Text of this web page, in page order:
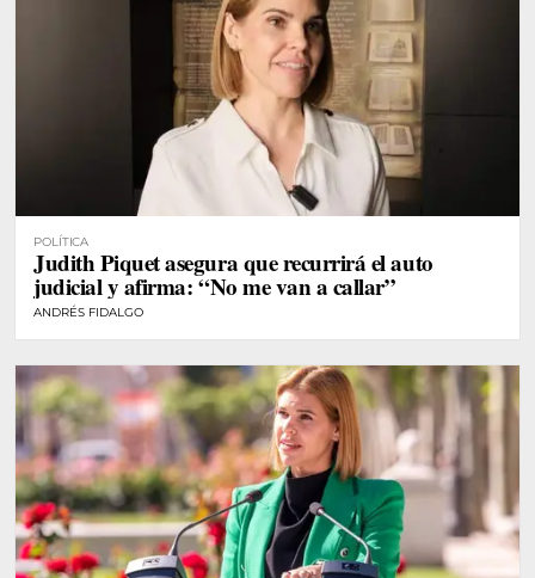
POLÍTICA
Judith Piquet asegura que recurrirá el auto
judicial y afirma: “No me van a callar”
ANDRÉS FIDALGO